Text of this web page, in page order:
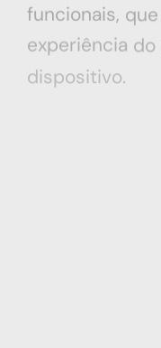
funcionais, que
experiência do
dispositivo.